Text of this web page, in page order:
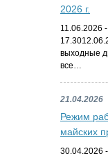
2026 г.
11.06.2026
выходные
все…
21.04.2026
Режим
майских
30.04.2026